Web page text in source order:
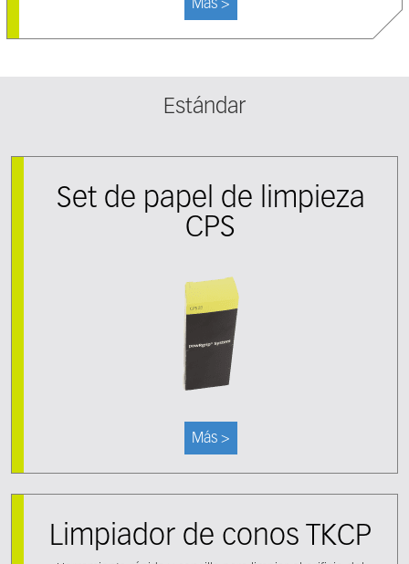
Más >
Estándar
Set de papel de limpieza
CPS
Más >
Limpiador de conos TKCP